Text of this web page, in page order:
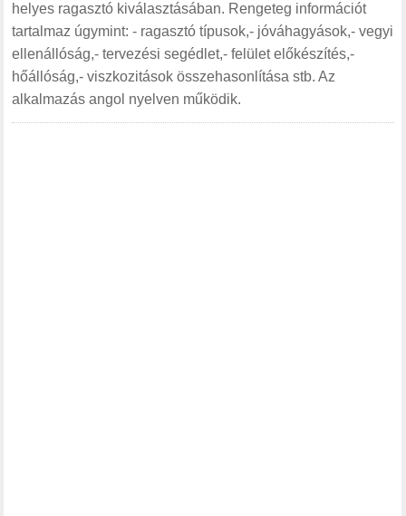
helyes ragasztó kiválasztásában. Rengeteg információt
tartalmaz úgymint: - ragasztó típusok,- jóváhagyások,- vegyi
ellenállóság,- tervezési segédlet,- felület előkészítés,-
hőállóság,- viszkozitások összehasonlítása stb. Az
alkalmazás angol nyelven működik.